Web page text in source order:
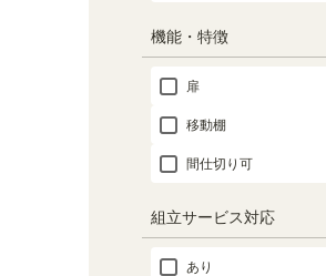
機能・特徴
扉
移動棚
間仕切り可
組立サービス対応
あり